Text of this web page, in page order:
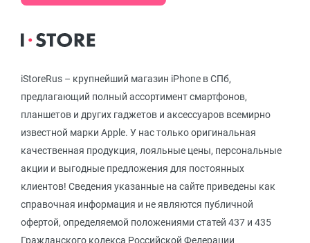
iStoreRus – крупнейший магазин iPhone в СПб,
предлагающий полный ассортимент смартфонов,
планшетов и других гаджетов и аксессуаров всемирно
известной марки Apple. У нас только оригинальная
качественная продукция, лояльные цены, персональные
акции и выгодные предложения для постоянных
клиентов! Сведения указанные на сайте приведены как
справочная информация и не являются публичной
офертой, определяемой положениями статей 437 и 435
Гражданского кодекса Российской Федерации